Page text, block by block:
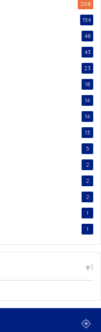
208
154
48
43
23
18
14
14
13
5
2
2
2
1
1